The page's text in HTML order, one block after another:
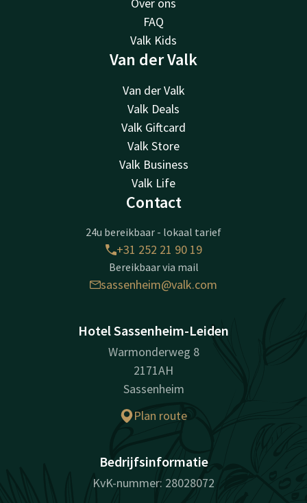
Over ons
FAQ
Valk Kids
Van der Valk
Van der Valk
Valk Deals
Valk Giftcard
Valk Store
Valk Business
Valk Life
Contact
24u bereikbaar - lokaal tarief
+31 252 21 90 19
Bereikbaar via mail
sassenheim@valk.com
Hotel Sassenheim-Leiden
Warmonderweg 8
2171AH
Sassenheim
Plan route
Bedrijfsinformatie
KvK-nummer: 28028072